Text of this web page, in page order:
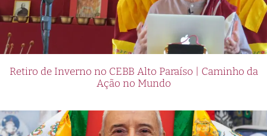
Retiro de Inverno no CEBB Alto Paraíso | Caminho da
Ação no Mundo